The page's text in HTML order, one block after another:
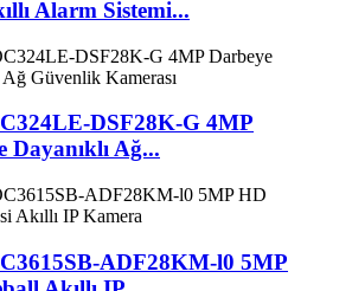
Alarm Sistemi...
DSF28K-G 4MP
Dayanıklı Ağ...
ADF28KM-l0 5MP